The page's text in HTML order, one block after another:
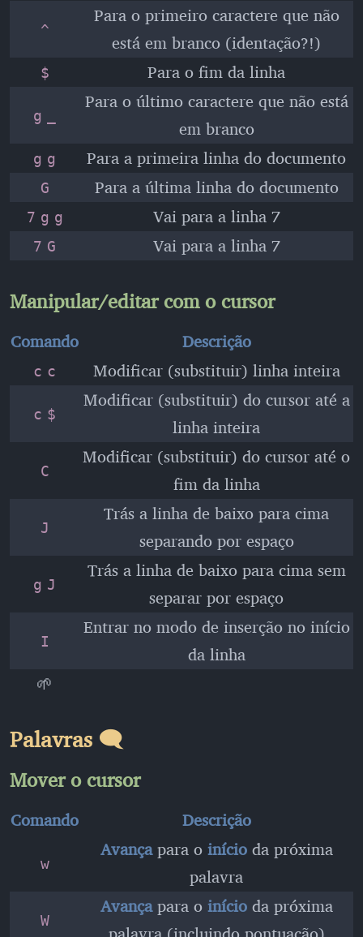
^
Para o primeiro caractere que não
está em branco (identação?!)
$ Para o fim da linha
g
Para o último caractere que não está
em branco
g g Para a primeira linha do documento
G Para a última linha do documento
7 g g Vai para a linha 7
7 G Vai para a linha 7
Manipular/editar com o cursor
Comando Descrição
c c Modificar (substituir) linha inteira
c $
Modificar (substituir) do cursor até a
linha inteira
C
Modificar (substituir) do cursor até o
fim da linha
J
Trás a linha de baixo para cima
separando por espaço
g J
Trás a linha de baixo para cima sem
separar por espaço
I
Entrar no modo de inserção no início
da linha
🌱
Palavras 🗨️
Mover o cursor
Comando Descrição
w
Avançapara o inícioda próxima
palavra
W
Avançapara o inícioda próxima